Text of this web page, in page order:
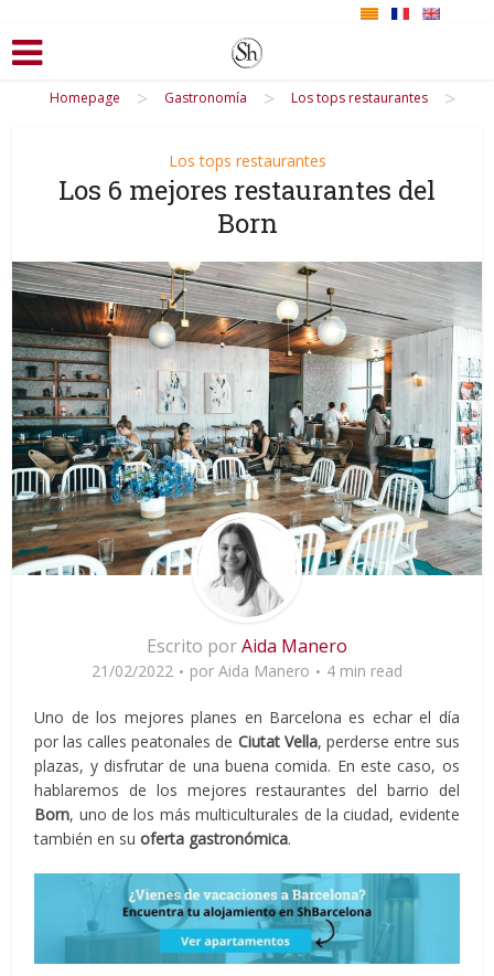
Homepage > Gastronomía > Los tops restaurantes >
Los tops restaurantes
Los 6 mejores restaurantes del
Born
Escrito porAida Manero
21/02/2022 por Aida Manero 4 min read
Uno de los mejores planes en Barcelona es echar el día
por las calles peatonales de Ciutat Vella, perderse entre sus
plazas, y disfrutar de una buena comida. En este caso, os
hablaremos de los mejores restaurantes del barrio del
Born, uno de los más multiculturales de la ciudad, evidente
también en suoferta gastronómica.